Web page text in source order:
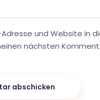
und Website in
nächsten
abschicken